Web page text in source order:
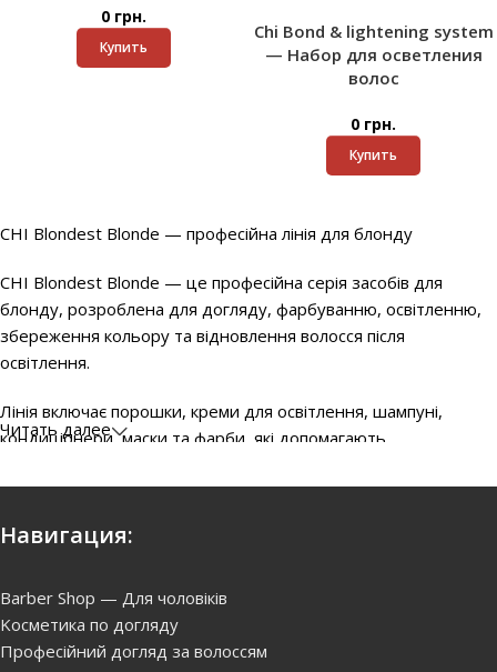
0 грн.
Купить
Chi Bond & lightening system
— Набор для осветления
волос
0 грн.
Купить
CHI Blondest Blonde — професійна лінія для блонду
CHI Blondest Blonde — це професійна серія засобів для
блонду, розроблена для догляду, фарбуванню, освітленню,
збереження кольору та відновлення волосся після
освітлення.
Лінія включає порошки, креми для освітлення, шампуні,
кондиціонери, маски та фарби, які допомагають
запобігаючи жовтизні та тьмяному вигляду.
Основні переваги CHI Blondest Blonde:
Якісне знебаврвлення волосся без пошкоджень і сюрпризів;
Інтенсивне очищення та догляд
видаляють забруднення, зберігаючи колір і природний блиск.
Читать далее
Навигация:
Barber Shop — Для чоловіків
Kосметика по догляду
Професійний догляд за волоссям